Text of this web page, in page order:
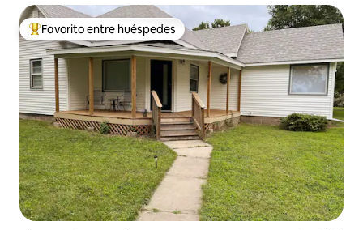
Favorito entre huéspedes preferido
Favorito entre huéspedes